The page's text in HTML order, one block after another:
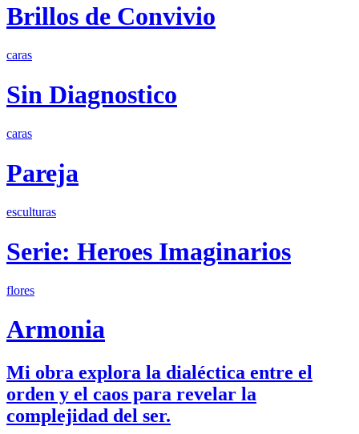
Brillos de Convivio
caras
Sin Diagnostico
caras
Pareja
esculturas
Serie: Heroes Imaginarios
flores
Armonia
Mi obra explora la dialéctica entre el
orden y el caos para revelar la
complejidad del ser.